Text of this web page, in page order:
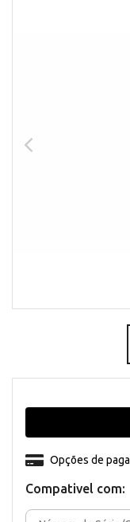
Compativel com:
Opções de